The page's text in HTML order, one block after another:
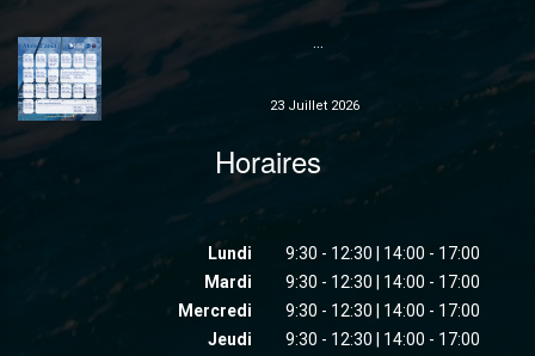
23 Juillet 2026
Horaires
Lundi
9:30 - 12:30 | 14:00 - 17:00
Mardi
9:30 - 12:30 | 14:00 - 17:00
Mercredi
9:30 - 12:30 | 14:00 - 17:00
Jeudi
9:30 - 12:30 | 14:00 - 17:00